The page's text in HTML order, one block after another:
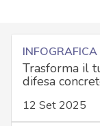
INFOGRAFICA
Trasforma il
difesa
12 Set 2025